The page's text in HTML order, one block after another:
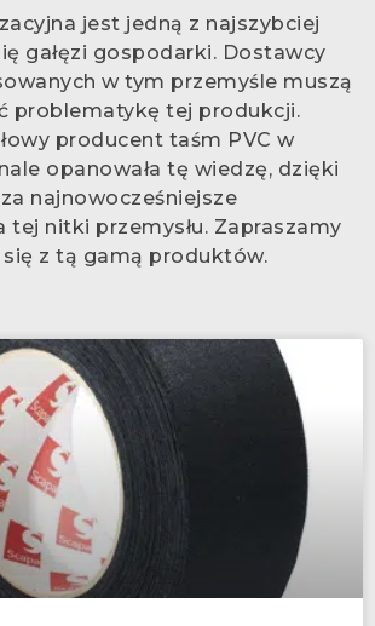
jest jedną z najszybciej
gałęzi gospodarki. Dostawcy
w tym przemyśle muszą
problematykę tej produkcji.
producent taśm PVC w
opanowała tę wiedzę, dzięki
najnowocześniejsze
tej nitki przemysłu. Zapraszamy
z tą gamą produktów.